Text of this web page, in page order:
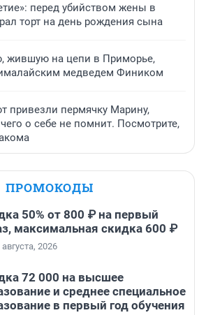
перед убийством жены в
торт на день рождения сына
жившую на цепи в Приморье,
медведем Фиником
привезли пермячку Марину,
о себе не помнит. Посмотрите,
ПРОМОКОДЫ
50% от 800 ₽ на первый
максимальная скидка 600 ₽
2026
72 000 на высшее
и среднее специальное
в первый год обучения